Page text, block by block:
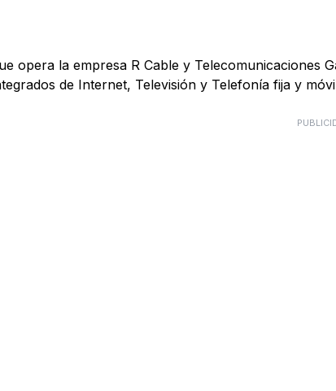
opera la empresa R Cable y
de Internet, Televisión y Telefonía fija y